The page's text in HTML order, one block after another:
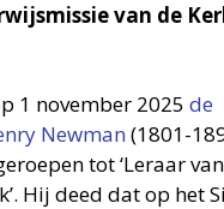
van de
1 november 2025 de
Newman (1801-
tot ‘Leraar
Hij deed dat op het